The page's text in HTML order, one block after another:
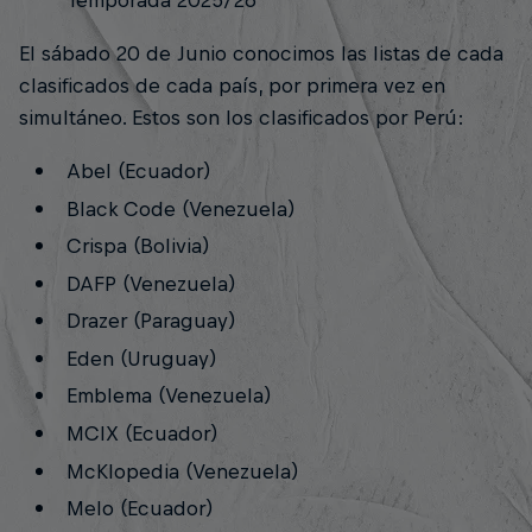
El sábado 20 de Junio conocimos las listas de cada
clasificados de cada país, por primera vez en
simultáneo. Estos son los clasificados por Perú:
Abel (Ecuador)
Black Code (Venezuela)
Crispa (Bolivia)
DAFP (Venezuela)
Drazer (Paraguay)
Eden (Uruguay)
Emblema (Venezuela)
MCIX (Ecuador)
McKlopedia (Venezuela)
Melo (Ecuador)